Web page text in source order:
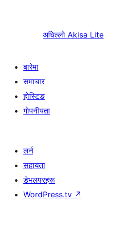
अघिल्लो Akisa Lite
बारेमा
समाचार
होस्टिङ
गोपनीयता
लर्न
सहायता
डेभलपरहरू
WordPress.tv ↗